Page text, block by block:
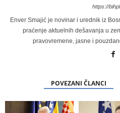
https://
Enver Smajić je novinar i urednik iz
praćenje aktuelnih dešavanja u
pravovremene, jasne i
POVEZANI ČLANCI